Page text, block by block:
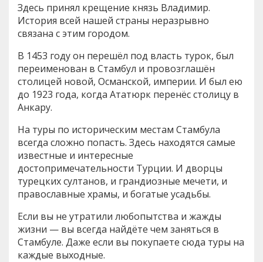
Здесь принял крещение князь Владимир.
История всей нашей страны неразрывно
связана с этим городом.
В 1453 году он перешёл под власть турок, был
переименован в Стамбул и провозглашён
столицей новой, Османской, империи. И был ею
до 1923 года, когда Ататюрк перенёс столицу в
Анкару.
На туры по историческим местам Стамбула
всегда сложно попасть. Здесь находятся самые
известные и интересные
достопримечательности Турции. И дворцы
турецких султанов, и грандиозные мечети, и
православные храмы, и богатые усадьбы.
Если вы не утратили любопытства и жажды
жизни — вы всегда найдёте чем заняться в
Стамбуле. Даже если вы покупаете сюда туры на
каждые выходные.